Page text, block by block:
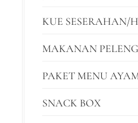
KUE SESERAHAN/
MAKANAN
PAKET MENU
SNACK BOX